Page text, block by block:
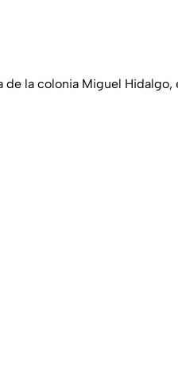
de la colonia Miguel Hidalgo,